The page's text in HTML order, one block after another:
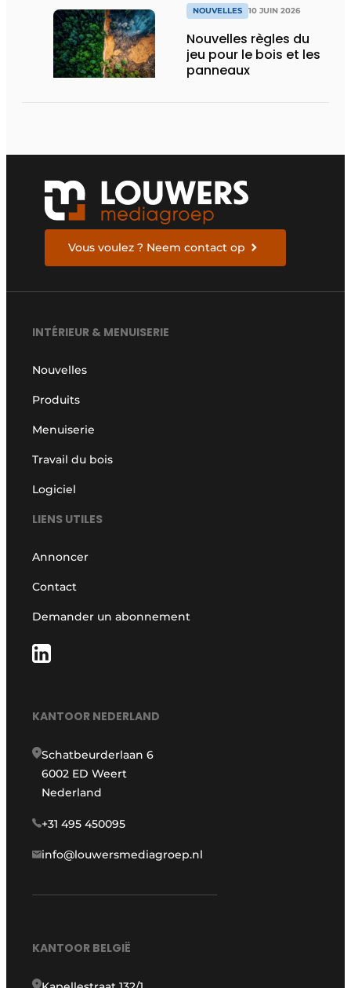
NOUVELLES 10 JUIN 2026
Nouvelles règles du
jeu pour le bois et les
panneaux
Vous voulez ? Neem contact op
INTÉRIEUR & MENUISERIE
Nouvelles
Produits
Menuiserie
Travail du bois
Logiciel
LIENS UTILES
Annoncer
Contact
Demander un abonnement
KANTOOR NEDERLAND
Schatbeurderlaan 6
6002 ED Weert
Nederland
+31 495 450095
info@louwersmediagroep.nl
KANTOOR BELGIË